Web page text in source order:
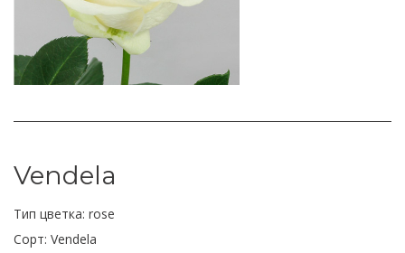
Vendela
Тип цветка: rose
Сорт: Vendela